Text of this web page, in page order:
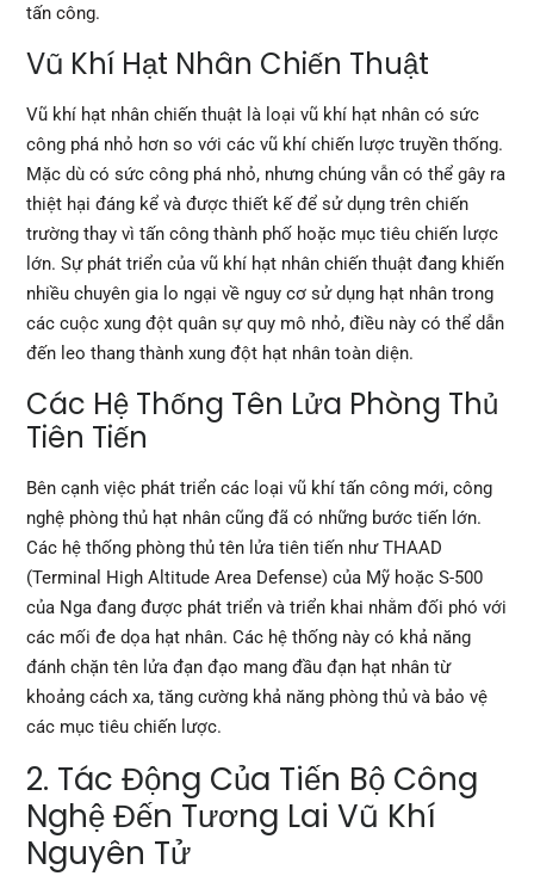
tấn công.
Vũ Khí Hạt Nhân Chiến Thuật
Vũ khí hạt nhân chiến thuật là loại vũ khí hạt nhân có sức
công phá nhỏ hơn so với các vũ khí chiến lược truyền thống.
Mặc dù có sức công phá nhỏ, nhưng chúng vẫn có thể gây ra
thiệt hại đáng kể và được thiết kế để sử dụng trên chiến
trường thay vì tấn công thành phố hoặc mục tiêu chiến lược
lớn. Sự phát triển của vũ khí hạt nhân chiến thuật đang khiến
nhiều chuyên gia lo ngại về nguy cơ sử dụng hạt nhân trong
các cuộc xung đột quân sự quy mô nhỏ, điều này có thể dẫn
đến leo thang thành xung đột hạt nhân toàn diện.
Các Hệ Thống Tên Lửa Phòng Thủ
Tiên Tiến
Bên cạnh việc phát triển các loại vũ khí tấn công mới, công
nghệ phòng thủ hạt nhân cũng đã có những bước tiến lớn.
Các hệ thống phòng thủ tên lửa tiên tiến như THAAD
(Terminal High Altitude Area Defense) của Mỹ hoặc S-500
của Nga đang được phát triển và triển khai nhằm đối phó với
các mối đe dọa hạt nhân. Các hệ thống này có khả năng
đánh chặn tên lửa đạn đạo mang đầu đạn hạt nhân từ
khoảng cách xa, tăng cường khả năng phòng thủ và bảo vệ
các mục tiêu chiến lược.
2. Tác Động Của Tiến Bộ Công
Nghệ Đến Tương Lai Vũ Khí
Nguyên Tử